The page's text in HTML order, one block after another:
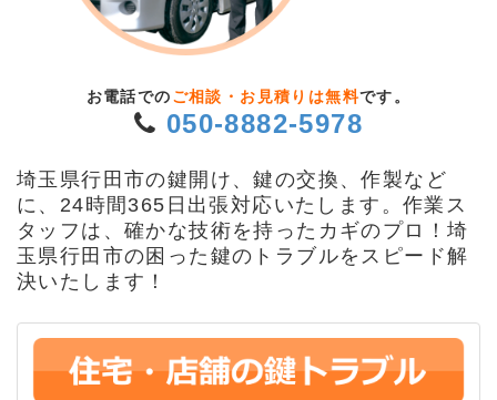
お電話での ご相談・お見積りは無料です。
050-8882-5978
埼玉県行田市の鍵開け、鍵の交換、作製など
に、24時間365日出張対応いたします。作業ス
タッフは、確かな技術を持ったカギのプロ！埼
玉県行田市の困った鍵のトラブルをスピード解
決いたします！